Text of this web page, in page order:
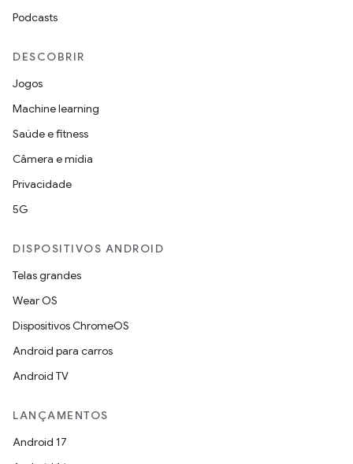
Podcasts
DESCOBRIR
Jogos
Machine learning
Saúde e fitness
Câmera e mídia
Privacidade
5G
DISPOSITIVOS ANDROID
Telas grandes
Wear OS
Dispositivos ChromeOS
Android para carros
Android TV
LANÇAMENTOS
Android 17